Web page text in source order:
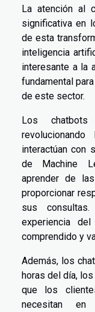
La atención al
significativa en
de esta
inteligencia
interesante a la
fundamental
de este sector.
Los
interactúan con
de Machine
aprender de
proporcionar
sus
experiencia
comprendido y
Además, los
horas del día,
que los
necesitan en